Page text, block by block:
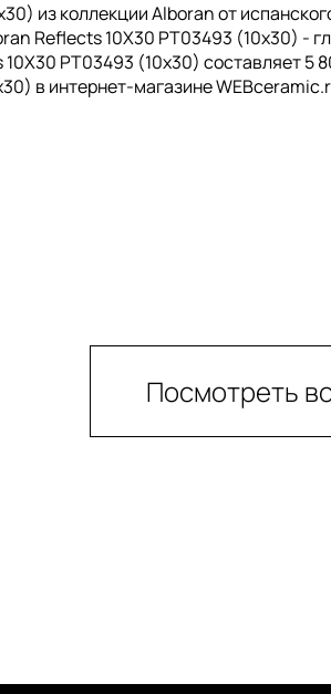
из коллекции Alboran от
Reflects 10X30 PT03493 (10x30) -
PT03493 (10x30) составляет 5
в интернет-магазине
Посмотреть